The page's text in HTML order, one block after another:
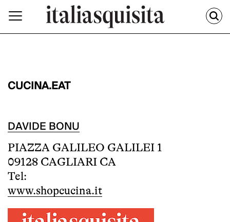
CUCINA.EAT
DAVIDE BONU
PIAZZA GALILEO GALILEI 1
09128 CAGLIARI CA
Tel:
www.shopcucina.it